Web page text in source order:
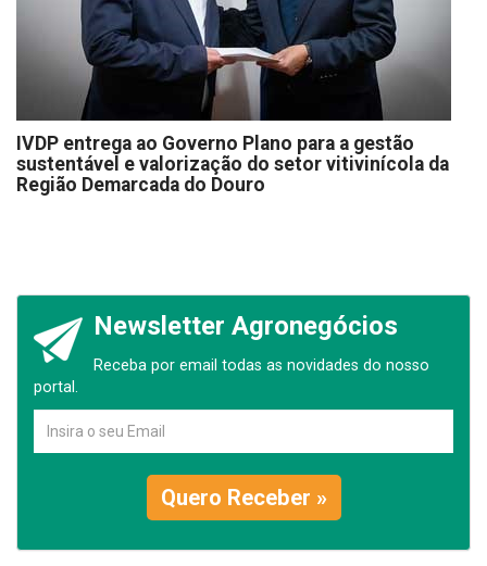
IVDP entrega ao Governo Plano para a gestão
sustentável e valorização do setor vitivinícola da
Região Demarcada do Douro
Newsletter Agronegócios
Receba por email todas as novidades do nosso
portal.
Quero Receber »